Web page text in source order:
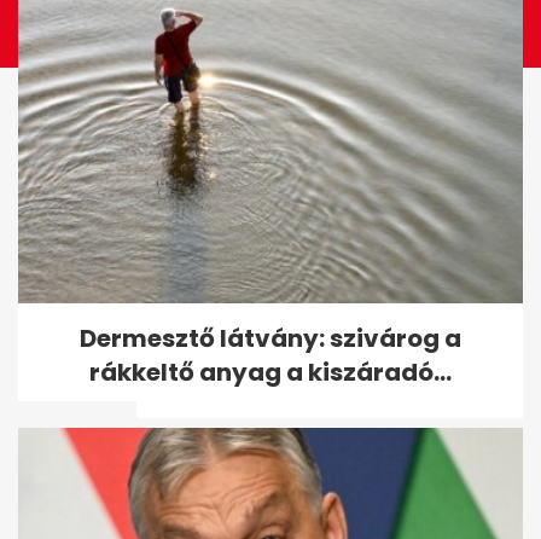
11 év után először mutatkozott
nyilvánosan Michael
Schumacher
Dermesztő látvány: szivárog a
rákkeltő anyag a kiszáradó...